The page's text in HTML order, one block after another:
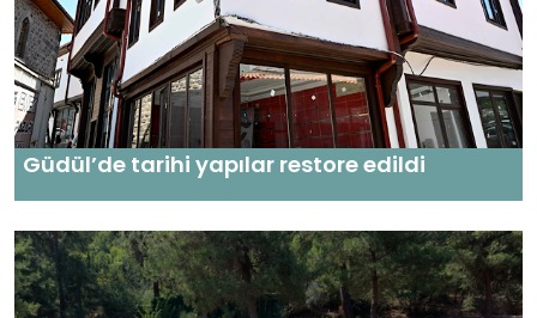
Güdül’de tarihi yapılar restore edildi